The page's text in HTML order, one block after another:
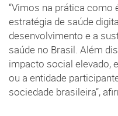
“Vimos na prática
estratégia de saúde
desenvolvimento e a
saúde no Brasil. Além
impacto social elevado,
ou a entidade
sociedade brasileira”,